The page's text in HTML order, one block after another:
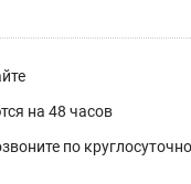
на 48 часов
по